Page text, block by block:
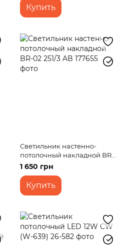
Купить
Светильник настенно-
потолочный накладной BR-
02 251/3 AB
1 650 грн
Купить